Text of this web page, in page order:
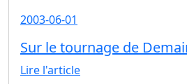
2003-06-01
Sur le tournage de
Lire l'article